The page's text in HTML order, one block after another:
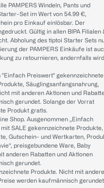
PAMPERS Windeln, Pants und
Set im Wert von 54.99 €,
pro Einkauf einlösbar. Der
Gültig in allen BIPA Filialen
Abholung des tiptoi Starter Sets
der PAMPERS Einkäufe ist
zu retournieren, andernfalls wird
"Einfach Preiswert" gekennzeichnete
Säuglingsanfangsnahrung,
mit anderen Aktionen und
gerundet. Solange der Vorrat
Produkt gratis.
Shop. Ausgenommen „Einfach
SALE gekennzeichnete Produkte,
Gutschein- und Wertkarten,
preisgebundene Ware, Baby
anderen Rabatten und Aktionen
gerundet.
Produkte. Nicht mit
werden kaufmännisch